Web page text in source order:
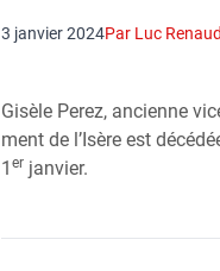
3 janvier 2024Par Luc Renaud
Gisèle Per­ez, ancienne
ment de l’I­sère est
1 er jan­vier.